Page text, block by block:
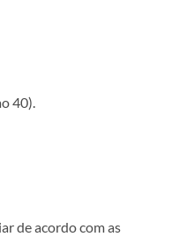
40).
de acordo com as